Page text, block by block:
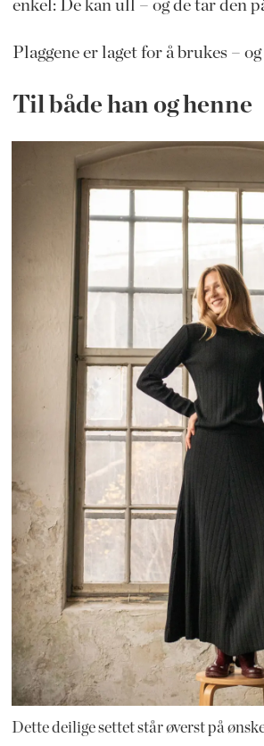
enkel: De kan ull – og de tar den
Plaggene er laget for å brukes –
Til både han og henne
Dette deilige settet står øverst på